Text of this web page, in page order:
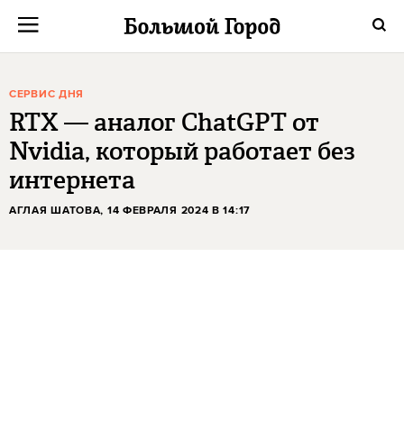
СЕРВИС ДНЯ
RTX — аналог ChatGPT от
Nvidia, который работает без
интернета
АГЛАЯ ШАТОВА, 14 ФЕВРАЛЯ 2024 В 14:17